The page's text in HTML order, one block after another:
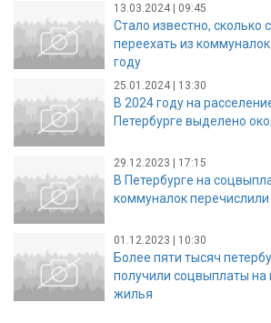
13.03.2024 | 09:45
Стало известно, сколько
переехать из
году
25.01.2024 | 13:30
В 2024 году на
Петербурге выделено
29.12.2023 | 17:15
В Петербурге на
коммуналок
01.12.2023 | 10:30
Более пяти тысяч
получили соцвыплаты на
жилья